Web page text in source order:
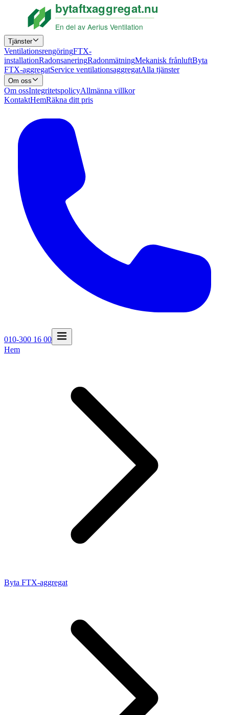
Tjänster
VentilationsrengöringFTX-
installationRadonsaneringRadonmätningMekanisk frånluftByta
FTX-aggregatService ventilationsaggregatAlla tjänster
Om oss
Om ossIntegritetspolicyAllmänna villkor
KontaktHemRäkna ditt pris
010-300 16 00
Hem
Byta FTX-aggregat